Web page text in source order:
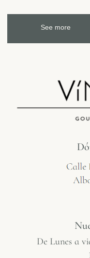
See more
De Lunes a